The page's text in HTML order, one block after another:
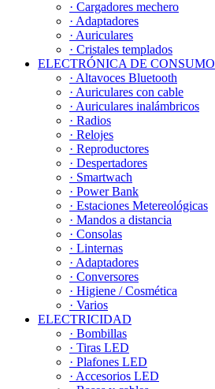
· Cargadores mechero
· Adaptadores
· Auriculares
· Cristales templados
ELECTRÓNICA DE CONSUMO
· Altavoces Bluetooth
· Auriculares con cable
· Auriculares inalámbricos
· Radios
· Relojes
· Reproductores
· Despertadores
· Smartwach
· Power Bank
· Estaciones Metereológicas
· Mandos a distancia
· Consolas
· Linternas
· Adaptadores
· Conversores
· Higiene / Cosmética
· Varios
ELECTRICIDAD
· Bombillas
· Tiras LED
· Plafones LED
· Accesorios LED